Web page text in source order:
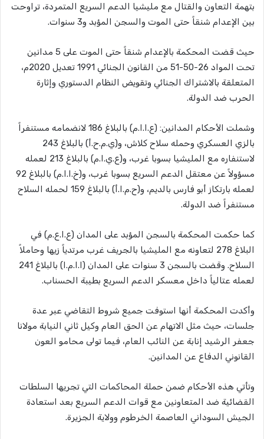
بتهمة التعاون والقتال مع مليشيا الدعم السريع المتمردة، تراوحت
بين الإعدام شنقاً حتى الموت والسجن المؤبد و3 سنوات.
حيث قضت المحكمة بالإعدام شنقاً حتى الموت على 5 مدانين
تحت المواد 26-50-51 من القانون الجنائي 1991 تعديل 2020م،
المتعلقة بالاشتراك الجنائي وتقويض النظام الدستوري وإثارة
الحرب ضد الدولة.
وشملت الأحكام المدانين: (ع.ا.ا.م) بالبلاغ 186 لانضمامه مستنفراً
بالزي العسكري وحمله سلاح كلاش، و(ي.م.ح.أ) بالبلاغ 243
لاستنفاره مع المليشيا بسوبا غرب، و(ع.ي.ا.م) بالبلاغ 213 لعمله
مسؤولاً عن معتقل الدعم السريع بسوبا غرب، و(خ.ا.ا.م) بالبلاغ 92
لعمله بارتكاز أبو فارس بالديم، و(ح.م.ا.أ) بالبلاغ 159 لحمله السلاح
مستنفراً ضد الدولة.
كما حكمت المحكمة بالسجن المؤبد على المدان (ع.ا.ع.م) في
البلاغ 278 لتعاونه مع المليشيا بالجريف غرب مرتدياً زيها وحاملاً
السلاح. وقضت بالسجن 3 سنوات على المدان (ا.ا.م.ا) بالبلاغ 241
لعمله عتالياً داخل معسكر الدعم السريع بطيبة الحسناب.
وأكدت المحكمة أنها استوفت جميع شروط التقاضي عبر عدة
جلسات، حيث مثل الاتهام عن الحق العام وكيل ثاني النيابة مولانا
جعفر الرشيد إنابة عن النائب العام، فيما تولى محامو العون
القانوني الدفاع عن المدانين.
وتأتي هذه الأحكام ضمن حملة المحاكمات التي تجريها السلطات
القضائية ضد المتعاونين مع قوات الدعم السريع بعد استعادة
الجيش السوداني العاصمة الخرطوم وولاية الجزيرة.